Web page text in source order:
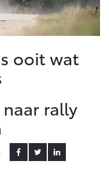
€ 27.195,-
Cruiser
ELEKTRISCH
ooit wat
rally